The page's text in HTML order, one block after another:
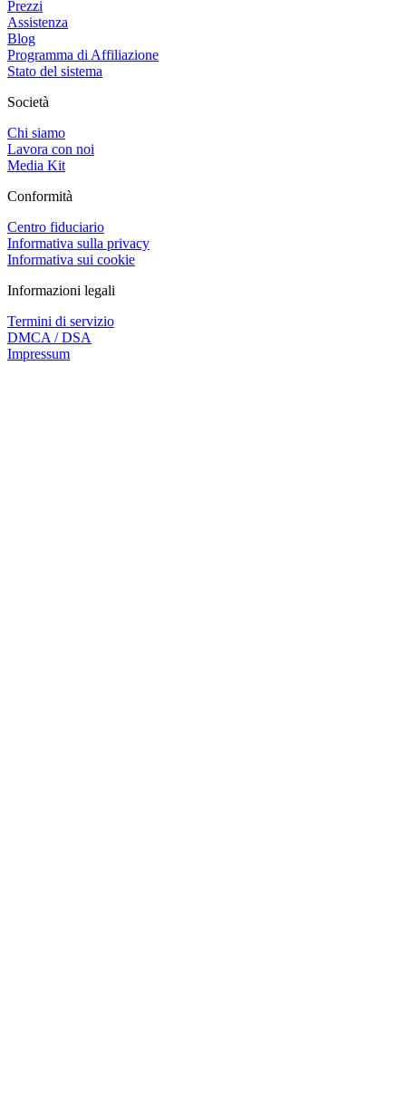
Prezzi
Assistenza
Blog
Programma di Affiliazione
Stato del sistema
Società
Chi siamo
Lavora con noi
Media Kit
Conformità
Centro fiduciario
Informativa sulla privacy
Informativa sui cookie
Informazioni legali
Termini di servizio
DMCA / DSA
Impressum